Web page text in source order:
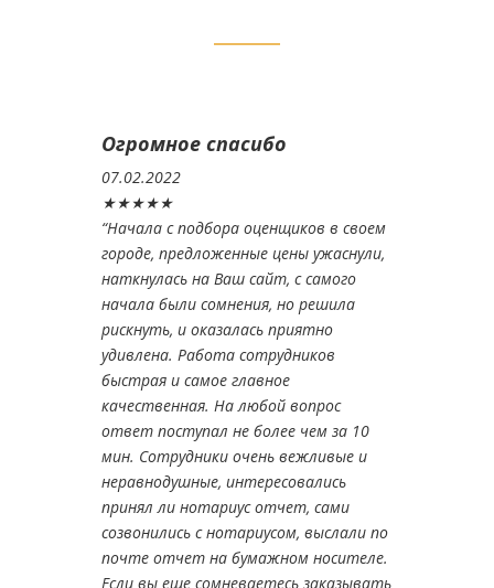
Огромное спасибо
07.02.2022
★★★★★
“Начала с подбора оценщиков в своем
городе, предложенные цены ужаснули,
наткнулась на Ваш сайт, с самого
начала были сомнения, но решила
рискнуть, и оказалась...
Читать далее
По заказу №18533
Смотреть все отзывы